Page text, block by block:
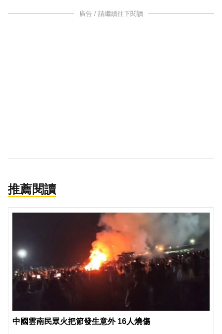
廣告 / 請繼續往下閱讀
推薦閱讀
中國雲南民眾火把節發生意外 16人燒傷